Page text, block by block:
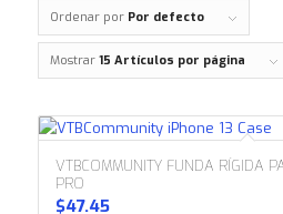
Ordenar por Por defecto
Mostrar 15 Artículos por página
VTBCOMMUNITY FUNDA RÍGIDA
PRO
$47.45